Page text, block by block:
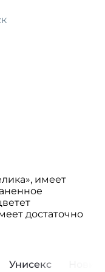
имеет
достаточно
Растение
его
Унисекс